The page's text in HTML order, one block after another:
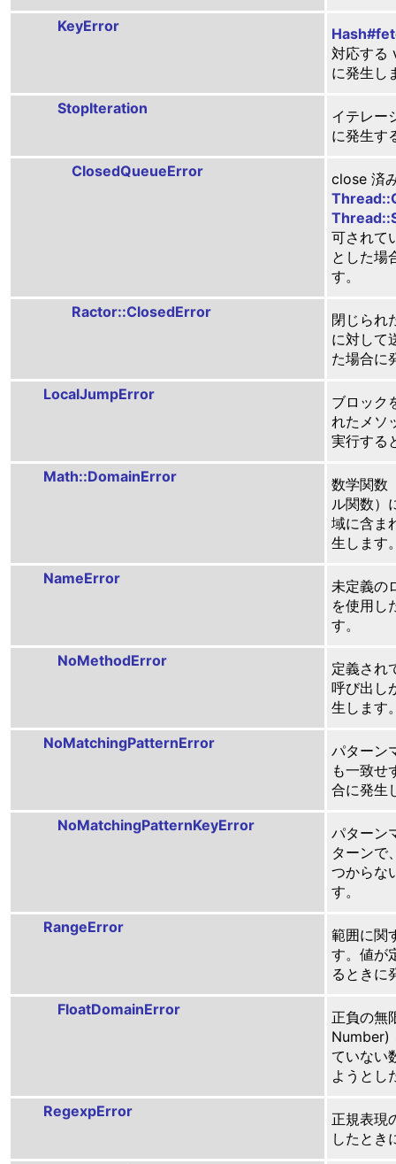
KeyError
対応する
に発生し
StopIteration
イテレー
に発生す
ClosedQueueError
close 済
可されて
とした場
す。
Ractor::ClosedError
閉じられ
に対して
た場合に
LocalJumpError
ブロック
れたメソ
実行する
Math::DomainError
数学関数
ル関数）
域に含ま
生します
NameError
未定義の
を使用し
す。
NoMethodError
定義され
呼び出し
生します
NoMatchingPatternError
パターン
も一致せ
合に発生
NoMatchingPatternKeyError
パターン
ターンで
つからな
す。
RangeError
範囲に関
す。値が
るときに
FloatDomainError
正負の無
Number)
ていない
ようとし
RegexpError
正規表現
したとき